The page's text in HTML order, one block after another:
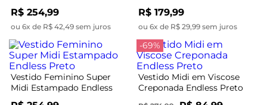
Verde
R$ 254,99
ou 6x de R$ 42,49 sem juros
Marrom
R$ 179,99
ou 6x de R$ 29,99 sem juros
Vestido Feminino Super
Midi Estampado Endless
Preto
-69%
Vestido Midi em Viscose
Creponada Endless Preto